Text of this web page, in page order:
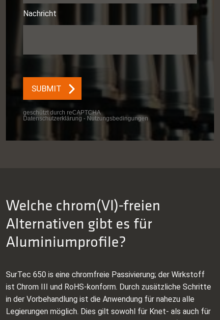
Welche chrom(VI)-freien
Alternativen gibt es für
Aluminiumprofile?
SurTec 650 is eine chromfreie Passivierung; der Wirkstoff
ist Chrom III und RoHS-konform. Durch zusätzliche Schritte
in der Vorbehandlung ist die Anwendung für nahezu alle
Legierungen möglich. Dies gilt sowohl für Knet- als auch für